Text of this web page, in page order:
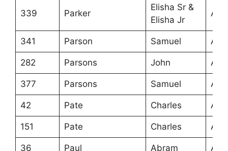
339 Parker
Elisha Sr &
Elisha Jr
341 Parson Samuel
282 Parsons John
377 Parsons Samuel
42 Pate Charles
151 Pate Charles
36 Paul Abram